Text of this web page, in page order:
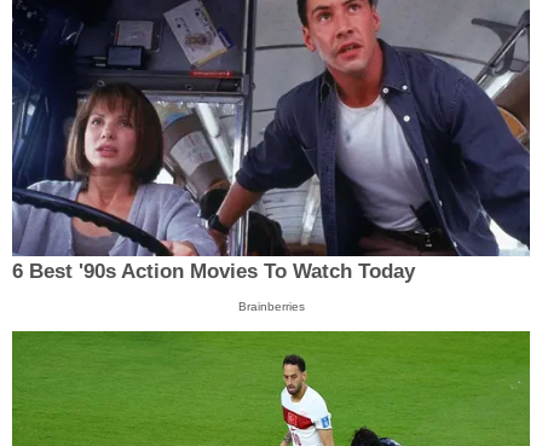
6 Best '90s Action Movies To Watch Today
Brainberries